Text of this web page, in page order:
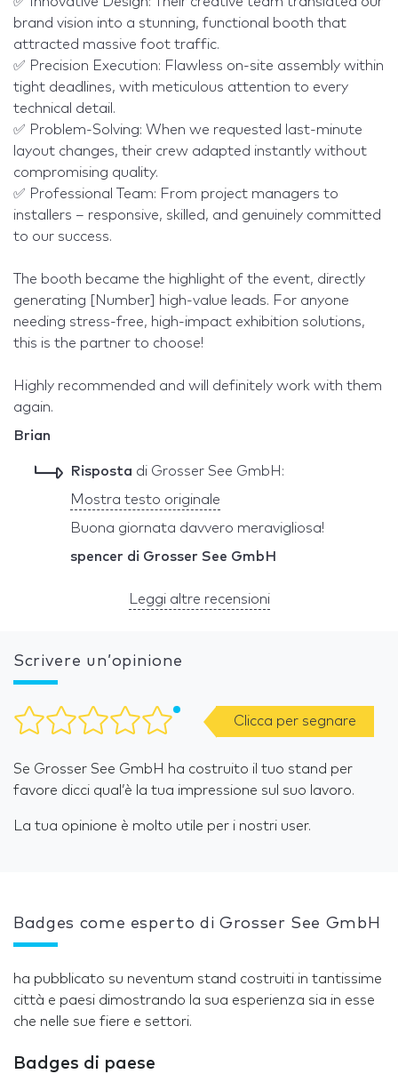
brand vision into a stunning, functional booth that
attracted massive foot traffic.
✅ Precision Execution: Flawless on-site assembly within
tight deadlines, with meticulous attention to every
technical detail.
✅ Problem-Solving: When we requested last-minute
layout changes, their crew adapted instantly without
compromising quality.
✅ Professional Team: From project managers to
installers – responsive, skilled, and genuinely committed
to our success.
The booth became the highlight of the event, directly
generating [Number] high-value leads. For anyone
needing stress-free, high-impact exhibition solutions,
this is the partner to choose!
Highly recommended and will definitely work with them
again.
Brian
Risposta di Grosser See GmbH:
Mostra testo originale
Buona giornata davvero meravigliosa!
spencer di Grosser See GmbH
Leggi altre recensioni
Scrivere un’opinione
Clicca per segnare
Se Grosser See GmbH ha costruito il tuo stand per
favore dicci qual’è la tua impressione sul suo lavoro.
La tua opinione è molto utile per i nostri user.
Badges come esperto di Grosser See GmbH
ha pubblicato su neventum stand costruiti in tantissime
città e paesi dimostrando la sua esperienza sia in esse
che nelle sue fiere e settori.
Badges di paese